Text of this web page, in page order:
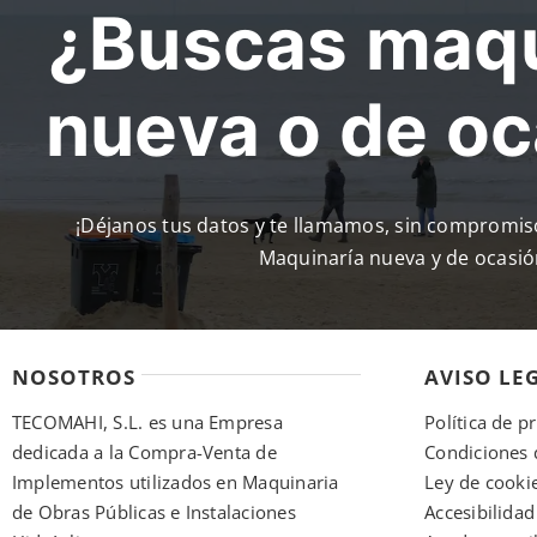
¿Buscas
nueva o de
¡Déjanos tus datos y te llamamos, sin
Maquinaría nueva y de
NOSOTROS
TECOMAHI, S.L. es una Empresa
dedicada a la Compra-Venta de
Implementos utilizados en Maquinaria
de Obras Públicas e Instalaciones
AVISO
Política de
Condiciones
Ley de
Accesibilidad